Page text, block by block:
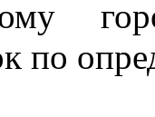
по